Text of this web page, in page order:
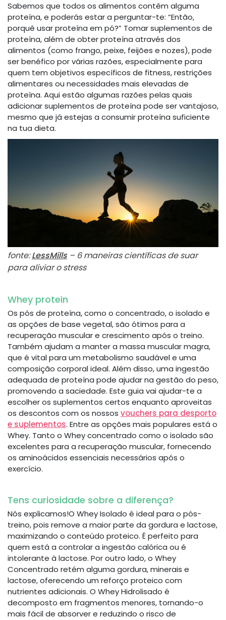
Sabemos que todos os alimentos contêm alguma
proteína, e poderás estar a perguntar-te: “Então,
porquê usar proteína em pó?” Tomar suplementos de
proteína, além de obter proteína através dos
alimentos (como frango, peixe, feijões e nozes), pode
ser benéfico por várias razões, especialmente para
quem tem objetivos específicos de fitness, restrições
alimentares ou necessidades mais elevadas de
proteína. Aqui estão algumas razões pelas quais
adicionar suplementos de proteína pode ser vantajoso,
mesmo que já estejas a consumir proteína suficiente
na tua dieta.
fonte:LessMills– 6 maneiras científicas de suar
para aliviar o stress
Whey protein
Os pós de proteína, como o concentrado, o isolado e
as opções de base vegetal, são ótimos para a
recuperação muscular e crescimento após o treino.
Também ajudam a manter a massa muscular magra,
que é vital para um metabolismo saudável e uma
composição corporal ideal. Além disso, uma ingestão
adequada de proteína pode ajudar na gestão do peso,
promovendo a saciedade. Este guia vai ajudar-te a
escolher os suplementos certos enquanto aproveitas
os descontos com os nossos vouchers para desporto
e suplementos. Entre as opções mais populares está o
Whey. Tanto o Whey concentrado como o isolado são
excelentes para a recuperação muscular, fornecendo
os aminoácidos essenciais necessários após o
exercício.
Tens curiosidade sobre a diferença?
Nós explicamos!O Whey Isolado é ideal para o pós-
treino, pois remove a maior parte da gordura e lactose,
maximizando o conteúdo proteico. É perfeito para
quem está a controlar a ingestão calórica ou é
intolerante à lactose. Por outro lado, o Whey
Concentrado retém alguma gordura, minerais e
lactose, oferecendo um reforço proteico com
nutrientes adicionais. O Whey Hidrolisado é
decomposto em fragmentos menores, tornando-o
mais fácil de absorver e reduzindo o risco de